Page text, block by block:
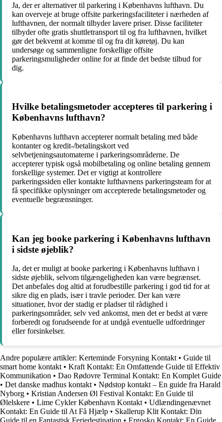
Ja, der er alternativer til parkering i Københavns lufthavn. Du
kan overveje at bruge offsite parkeringsfaciliteter i nærheden af
lufthavnen, der normalt tilbyder lavere priser. Disse faciliteter
tilbyder ofte gratis shuttletransport til og fra lufthavnen, hvilket
gør det bekvemt at komme til og fra dit køretøj. Du kan
undersøge og sammenligne forskellige offsite
parkeringsmuligheder online for at finde det bedste tilbud for
dig.
Hvilke betalingsmetoder accepteres til parkering i
Københavns lufthavn?
Københavns lufthavn accepterer normalt betaling med både
kontanter og kredit-/betalingskort ved
selvbetjeningsautomaterne i parkeringsområderne. De
accepterer typisk også mobilbetaling og online betaling gennem
forskellige systemer. Det er vigtigt at kontrollere
parkeringssiden eller kontakte lufthavnens parkeringsteam for at
få specifikke oplysninger om accepterede betalingsmetoder og
eventuelle begrænsninger.
Kan jeg booke parkering i Københavns lufthavn
i sidste øjeblik?
Ja, det er muligt at booke parkering i Københavns lufthavn i
sidste øjeblik, selvom tilgængeligheden kan være begrænset.
Det anbefales dog altid at forudbestille parkering i god tid for at
sikre dig en plads, især i travle perioder. Der kan være
situationer, hvor der stadig er pladser til rådighed i
parkeringsområder, selv ved ankomst, men det er bedst at være
forberedt og forudseende for at undgå eventuelle udfordringer
eller forsinkelser.
Andre populære artikler: Kerteminde Forsyning Kontakt• Guide til
smart home kontakt• Kraft Kontakt: En Omfattende Guide til Effektiv
Kommunikation • Dao Rødovre Terminal Kontakt: En Komplet Guide
• Det danske madhus kontakt• Nødstop kontakt – En guide fra Harald
Nyborg • Kristian Andersen Øl Festival Kontakt: En Guide til
Ølelskere • Lime Cykler København Kontakt• Udlændingenævnet
Kontakt: En Guide til At Få Hjælp • Skallerup Klit Kontakt: Din